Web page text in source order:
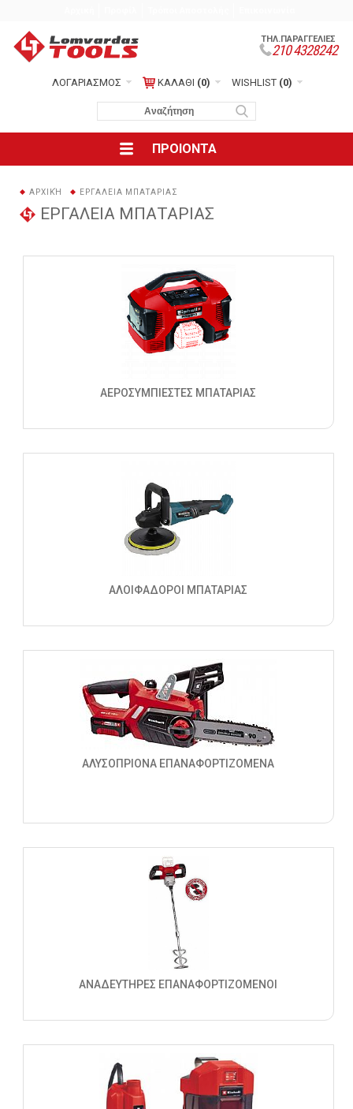
ΤΗΛ.ΠΑΡΑΓΓΕΛΙΕΣ
210 4328242
ΛΟΓΑΡΙΑΣΜΟΣ ΚΑΛΑΘΙ (0) WISHLIST (0)
ΠΡΟΙΟΝΤΑ
ΑΡΧΙΚΉ ΕΡΓΑΛΕΙΑ ΜΠΑΤΑΡΙΑΣ
ΕΡΓΑΛΕΙΑ ΜΠΑΤΑΡΙΑΣ
ΑΕΡΟΣΥΜΠΙΕΣΤΕΣ ΜΠΑΤΑΡΙΑΣ
ΑΛΟΙΦΑΔΟΡΟΙ ΜΠΑΤΑΡΙΑΣ
ΑΛΥΣΟΠΡΙΟΝΑ ΕΠΑΝΑΦΟΡΤΙΖΟΜΕΝΑ
ΑΝΑΔΕΥΤΗΡΕΣ ΕΠΑΝΑΦΟΡΤΙΖΟΜΕΝΟΙ